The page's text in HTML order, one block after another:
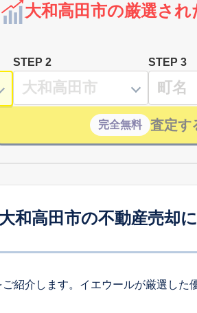
大和高田市の厳選さ
STEP 2 STEP 3
完全無料 査定す
大和高田市の不動産売却
紹介します。イエウールが厳選した